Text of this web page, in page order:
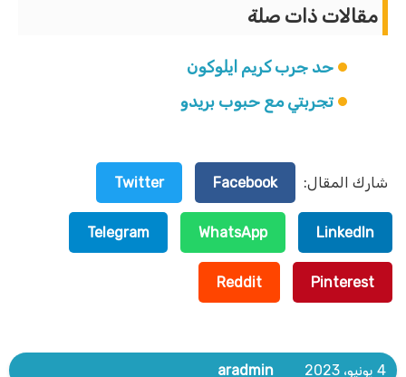
مقالات ذات صلة
حد جرب كريم ايلوكون
تجربتي مع حبوب بريدو
شارك المقال: Facebook
Twitter
LinkedIn
WhatsApp
Telegram
Pinterest
Reddit
4 يونيو، 2023 aradmin